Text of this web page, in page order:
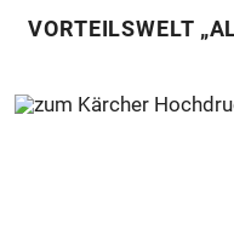
VORTEILSWELT